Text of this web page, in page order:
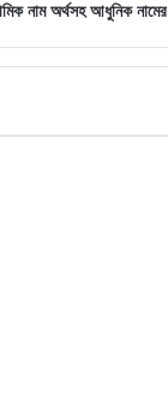
নাম অর্থসহ আধুনিক নামের